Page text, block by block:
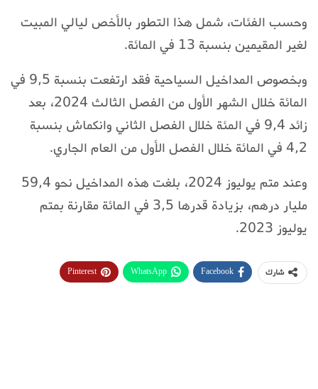
وحسب الفئات، شمل هذا التطور بالأخص ليالي المبيت
لغير المقيمين بنسبة 13 في المائة.
وبخصوص المداخيل السياحية فقد ارتفعت بنسبة 9,5 في
المائة خلال الشهر الأول من الفصل الثالث 2024، بعد
زائد 9,4 في المئة خلال الفصل الثاني وانكماش بنسبة
4,2 في المائة خلال الفصل الأول من العام الجاري.
وعند متم يوليوز 2024، بلغت هذه المداخيل نحو 59,4
مليار درهم، بزيادة قدرها 3,5 في المائة مقارنة بمتم
يوليوز 2023.
شارك Facebook
WhatsApp
Pinterest